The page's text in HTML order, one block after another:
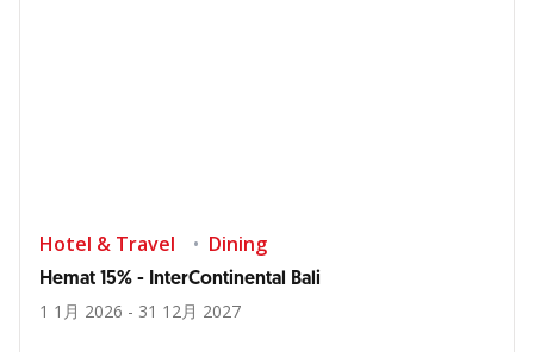
Hotel & Travel Dining
Hemat 15% - InterContinental Bali
1 1月 2026 - 31 12月 2027